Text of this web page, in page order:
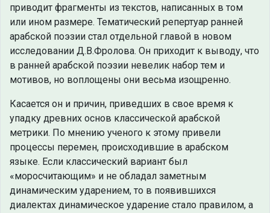
приводит фрагменты из текстов, написанных в том
или ином размере. Тематический репертуар ранней
арабской поэзии стал отдельной главой в новом
исследовании Д.В.Фролова. Он приходит к выводу, что
в ранней арабской поэзии невелик набор тем и
мотивов, но воплощены они весьма изощренно.
Касается он и причин, приведших в свое время к
упадку древних основ классической арабской
метрики. По мнению ученого к этому привели
процессы перемен, происходившие в арабском
языке. Если классический вариант был
«моросчитающим» и не обладал заметным
динамическим ударением, то в появившихся
диалектах динамическое ударение стало правилом, а